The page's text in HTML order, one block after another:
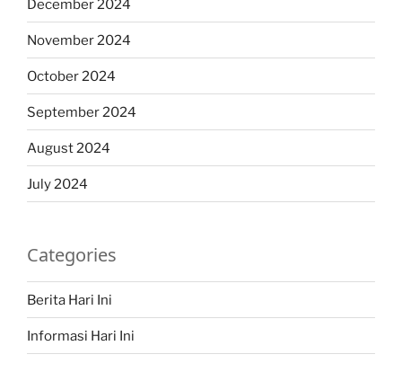
December 2024
November 2024
October 2024
September 2024
August 2024
July 2024
Categories
Berita Hari Ini
Informasi Hari Ini